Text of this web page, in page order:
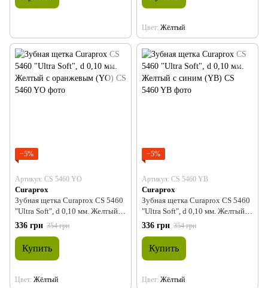
Цвет Жёлтый
−5%
Артикул: CS 5460 YO
Curaprox
Зубная щетка Curaprox CS 5460
"Ultra Soft", d 0,10 мм. Желтый с
оранжевым (YO)
336 грн 354 грн
Купить
Цвет Жёлтый
−5%
Артикул: CS 5460 YB
Curaprox
Зубная щетка Curaprox CS 5460
"Ultra Soft", d 0,10 мм. Желтый с
синим (YB)
336 грн 354 грн
Купить
Цвет Жёлтый